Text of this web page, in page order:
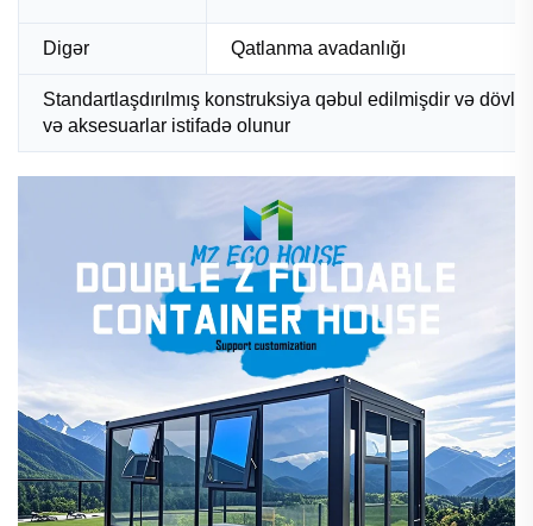
Digər Qatlanma avadanlığı
Standartlaşdırılmış konstruksiya qəbul edilmişdir və
və aksesuarlar istifadə olunur